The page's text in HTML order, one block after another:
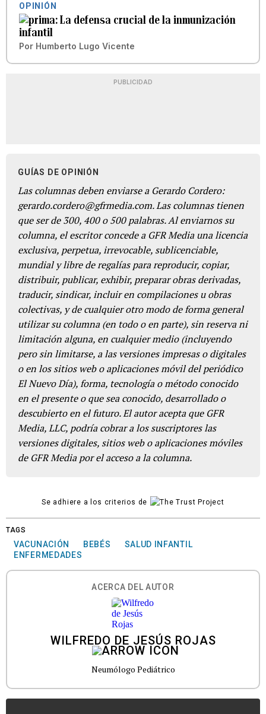
OPINIÓN
La defensa crucial de la inmunización
infantil
Por Humberto Lugo Vicente
PUBLICIDAD
GUÍAS DE OPINIÓN
Las columnas deben enviarse a Gerardo Cordero:
gerardo.cordero@gfrmedia.com. Las columnas tienen
que ser de 300, 400 o 500 palabras. Al enviarnos su
columna, el escritor concede a GFR Media una licencia
exclusiva, perpetua, irrevocable, sublicenciable,
mundial y libre de regalías para reproducir, copiar,
distribuir, publicar, exhibir, preparar obras derivadas,
traducir, sindicar, incluir en compilaciones u obras
colectivas, y de cualquier otro modo de forma general
utilizar su columna (en todo o en parte), sin reserva ni
limitación alguna, en cualquier medio (incluyendo
pero sin limitarse, a las versiones impresas o digitales
o en los sitios web o aplicaciones móvil del periódico
El Nuevo Día), forma, tecnología o método conocido
en el presente o que sea conocido, desarrollado o
descubierto en el futuro. El autor acepta que GFR
Media, LLC, podría cobrar a los suscriptores las
versiones digitales, sitios web o aplicaciones móviles
de GFR Media por el acceso a la columna.
Se adhiere a los criterios de
TAGS
VACUNACIÓN BEBÉS
SALUD INFANTIL
ENFERMEDADES
ACERCA DEL AUTOR
WILFREDO DE JESÚS ROJAS
Neumólogo Pediátrico